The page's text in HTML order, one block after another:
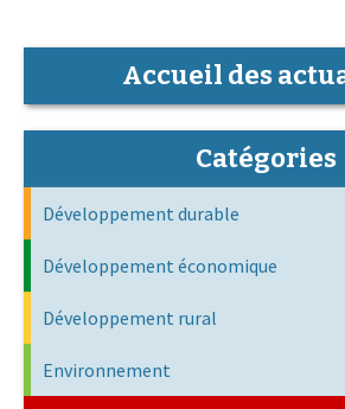
Accueil des
Catégories
Développement durable
Développement économique
Développement rural
Environnement